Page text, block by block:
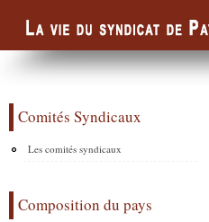
Comités Syndicaux
Les comités syndicaux
Composition du pays